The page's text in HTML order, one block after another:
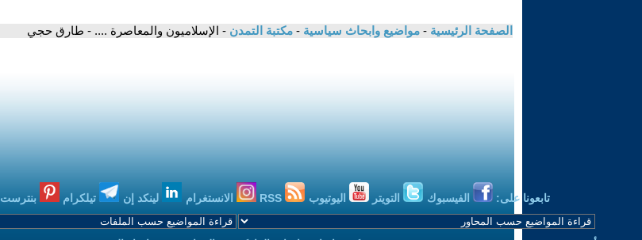
الصفحة الرئيسية - مواضيع وابحاث سياسية - مكتبة التمدن - الإسلاميون والمعاصرة .... - طارق حجي
تابعونا على: الفيسبوك التويتر اليوتيوب الانستغرام لينكد إن تيلكرام بنترست